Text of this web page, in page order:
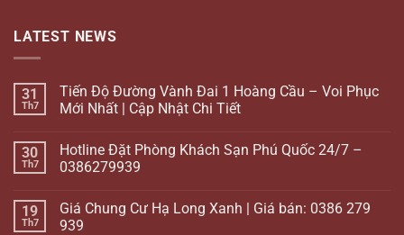
LATEST NEWS
31
Th7
Tiến Độ Đường Vành Đai 1 Hoàng Cầu – Voi Phục
Mới Nhất | Cập Nhật Chi Tiết
30
Th7
Hotline Đặt Phòng Khách Sạn Phú Quốc 24/7 –
0386279939
19
Th7
Giá Chung Cư Hạ Long Xanh | Giá bán: 0386 279
939